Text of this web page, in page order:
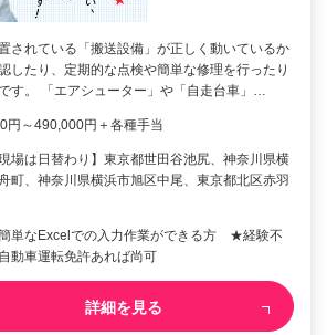
されている「搬送設備」が正しく動いているか
したり、定期的な点検や簡単な修理を行ったり
す。 「エアシューター」や「自走台車」…
円～490,000円＋各種手当
現場は日替わり】東京都世田谷池尻、神奈川県横
町、神奈川県横浜市旭区中尾、東京都北区赤羽
単なExcelでの入力作業ができる方 ★経験不
車運転免許あれば尚可
詳細を見る